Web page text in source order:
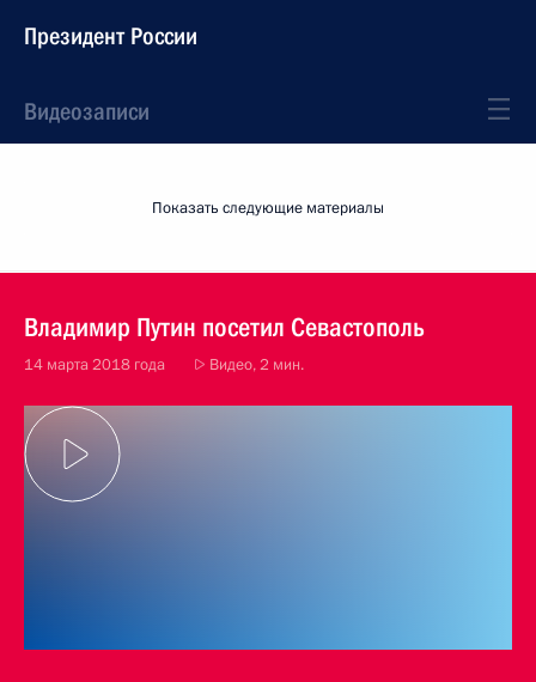
Президент России
Видеозаписи
Показать следующие материалы
Владимир Путин посетил Севастополь
14 марта 2018 года Видео, 2 мин.